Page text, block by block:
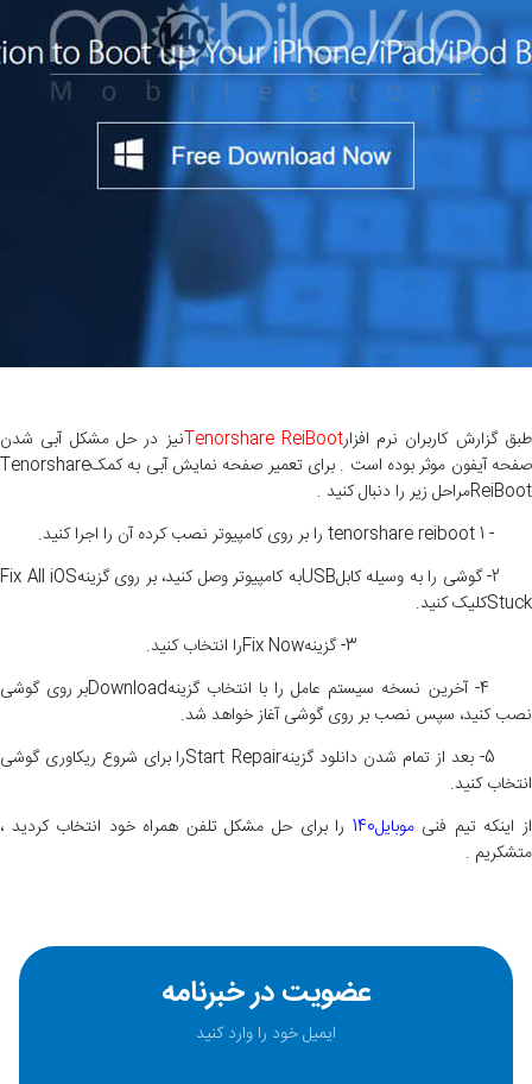
طبق گزارش کاربران نرم افزارTenorshare ReiBootنیز در حل مشکل آبی شدن
صفحه آیفون موثر بوده است . برای تعمیر صفحه نمایش آبی به کمکTenorshare
ReiBootمراحل زیر را دنبال کنید .
- 1 tenorshare reiboot را بر روی کامپیوتر نصب کرده آن را اجرا کنید.
2- گوشی را به وسیله کابلUSBبه کامپیوتر وصل کنید، بر روی گزینهFix All iOS
Stuckکلیک کنید.
4- آخرین نسخه سیستم عامل را با انتخاب گزینهDownloadبر روی گوشی
نصب کنید، سپس نصب بر روی گوشی آغاز خواهد شد.
5- بعد از تمام شدن دانلود گزینهStart Repairرا برای شروع ریکاوری گوشی
انتخاب کنید.
از اینکه تیم فنیموبایل140
را برای حل مشکل تلفن همراه خود انتخاب کردید ،
متشکریم .
عضویت در خبرنامه